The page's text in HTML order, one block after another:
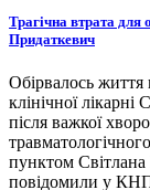
Трагічна втрата для
Придаткевич
Обірвалось життя
клінічної
після важкої
пунктом
повідомили у КНП